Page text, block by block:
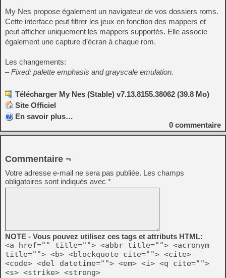
My Nes propose également un navigateur de vos dossiers roms.
Cette interface peut filtrer les jeux en fonction des mappers et
peut afficher uniquement les mappers supportés. Elle associe
également une capture d’écran à chaque rom.
Les changements:
– Fixed: palette emphasis and grayscale emulation.
Télécharger My Nes (Stable) v7.13.8155.38062 (39.8 Mo)
Site Officiel
En savoir plus…
0 commentaire
Commentaire ¬
Votre adresse e-mail ne sera pas publiée. Les champs
obligatoires sont indiqués avec *
NOTE - Vous pouvez utilisez ces tags et attributs HTML:
<a href="" title=""> <abbr title=""> <acronym
title=""> <b> <blockquote cite=""> <cite>
<code> <del datetime=""> <em> <i> <q cite="">
<s> <strike> <strong>